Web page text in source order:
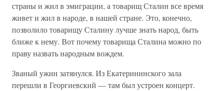
страны и жил в эмиграции, а товарищ Сталин все время
живет и жил в народе, в нашей стране. Это, конечно,
позволило товарищу Сталину лучше знать народ, быть
ближе к нему. Вот почему товарища Сталина можно по
праву назвать народным вождем.
Званый ужин затянулся. Из Екатерининского зала
перешли в Георгиевский — там был устроен концерт.